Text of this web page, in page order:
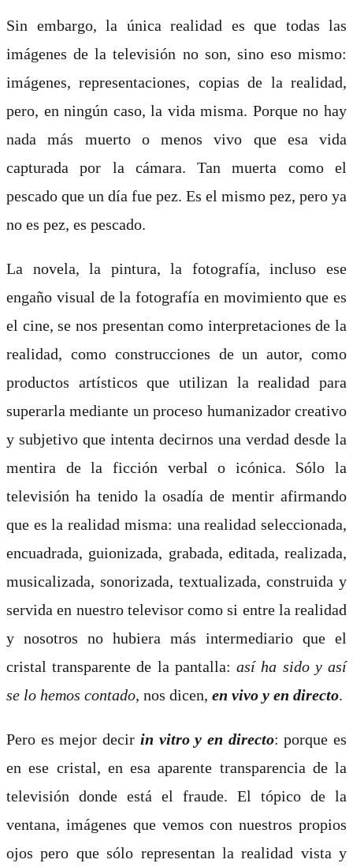
Sin embargo, la única realidad es que todas las
imágenes de la televisión no son, sino eso mismo:
imágenes, representaciones, copias de la realidad,
pero, en ningún caso, la vida misma. Porque no hay
nada más muerto o menos vivo que esa vida
capturada por la cámara. Tan muerta como el
pescado que un día fue pez. Es el mismo pez, pero ya
no es pez, es pescado.
La novela, la pintura, la fotografía, incluso ese
engaño visual de la fotografía en movimiento que es
el cine, se nos presentan como interpretaciones de la
realidad, como construcciones de un autor, como
productos artísticos que utilizan la realidad para
superarla mediante un proceso humanizador creativo
y subjetivo que intenta decirnos una verdad desde la
mentira de la ficción verbal o icónica. Sólo la
televisión ha tenido la osadía de mentir afirmando
que es la realidad misma: una realidad seleccionada,
encuadrada, guionizada, grabada, editada, realizada,
musicalizada, sonorizada, textualizada, construida y
servida en nuestro televisor como si entre la realidad
y nosotros no hubiera más intermediario que el
cristal transparente de la pantalla:así ha sido y así
se lo hemos contado, nos dicen, en vivo y en directo.
Pero es mejor decir in vitro y en directo: porque es
en ese cristal, en esa aparente transparencia de la
televisión donde está el fraude. El tópico de la
ventana, imágenes que vemos con nuestros propios
ojos pero que sólo representan la realidad vista y